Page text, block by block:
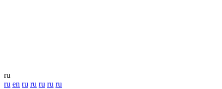
ru
ru en ru ru ru ru ru